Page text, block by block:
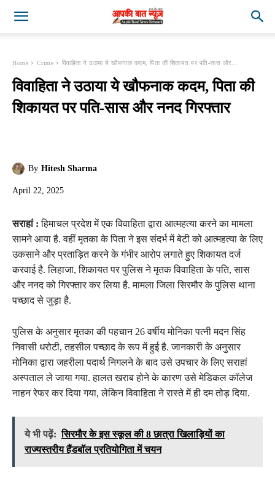
Home Crime विवाहिता ने उठाया ये खौफनाक कदम, पिता की शिकायत पर पति-सास और...
विवाहिता ने उठाया ये खौफनाक कदम, पिता की
शिकायत पर पति-सास और ननद गिरफ्तार
By Hitesh Sharma
April 22, 2025
सराहां : हिमाचल प्रदेश में एक विवाहिता द्वारा आत्महत्या करने का मामला
सामने आया है. वहीं मृतका के पिता ने इस संदर्भ में बेटी को आत्महत्या के लिए
उकसाने और प्रताड़ित करने के गंभीर आरोप लगाते हुए शिकायत दर्ज
करवाई है. लिहाजा, शिकायत पर पुलिस ने मृतक विवाहिता के पति, सास
और ननद को गिरफ्तार कर लिया है. मामला जिला सिरमौर के पुलिस थाना
पच्छाद से जुड़ा है.
पुलिस के अनुसार मृतका की पहचान 26 वर्षीय मोनिका पत्नी मदन सिंह
निवासी धरोटी, तहसील पच्छाद के रूप में हुई है. जानकारी के अनुसार
मोनिका द्वारा जहरीला पदार्थ निगलने के बाद उसे उपचार के लिए सराहां
अस्पताल ले जाया गया. हालत खराब होने के कारण उसे मेडिकल कॉलेज
नाहन रेफर कर दिया गया, लेकिन विवाहिता ने रास्ते में ही दम तोड़ दिया.
ये भी पढ़ें: सिरमौर के इस स्कूल की 8 छात्रा खिलाड़ियों का
राज्यस्तरीय हैंडबॉल प्रतियोगिता में चयन